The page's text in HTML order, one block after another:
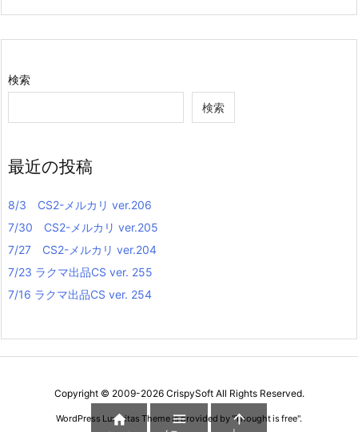
検索
検索
最近の投稿
8/3 CS2-メルカリ ver.206
7/30 CS2-メルカリ ver.205
7/27 CS2-メルカリ ver.204
7/23 ラクマ出品CS ver. 255
7/16 ラクマ出品CS ver. 254
Copyright © 2009-2026 CrispySoftAll Rights Reserved.
WordPress Luxeritas Theme is provided by "Thought is free".
  